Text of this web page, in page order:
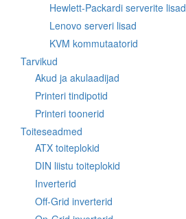
Hewlett-Packardi serverite lisad
Lenovo serveri lisad
KVM kommutaatorid
Tarvikud
Akud ja akulaadijad
Printeri tindipotid
Printeri toonerid
Toiteseadmed
ATX toiteplokid
DIN liistu toiteplokid
Inverterid
Off-Grid inverterid